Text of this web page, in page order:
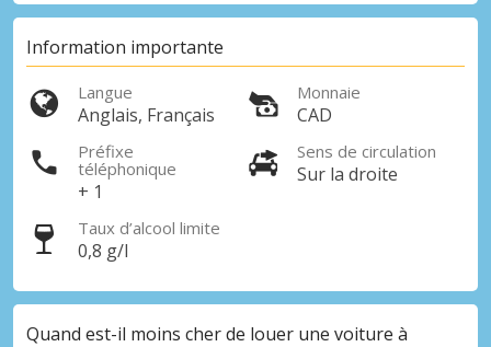
Information importante
Langue
Anglais, Français
Monnaie
CAD
Préfixe
téléphonique
+ 1
Sens de circulation
Sur la droite
Taux d’alcool limite
0,8 g/l
Quand est-il moins cher de louer une voiture à